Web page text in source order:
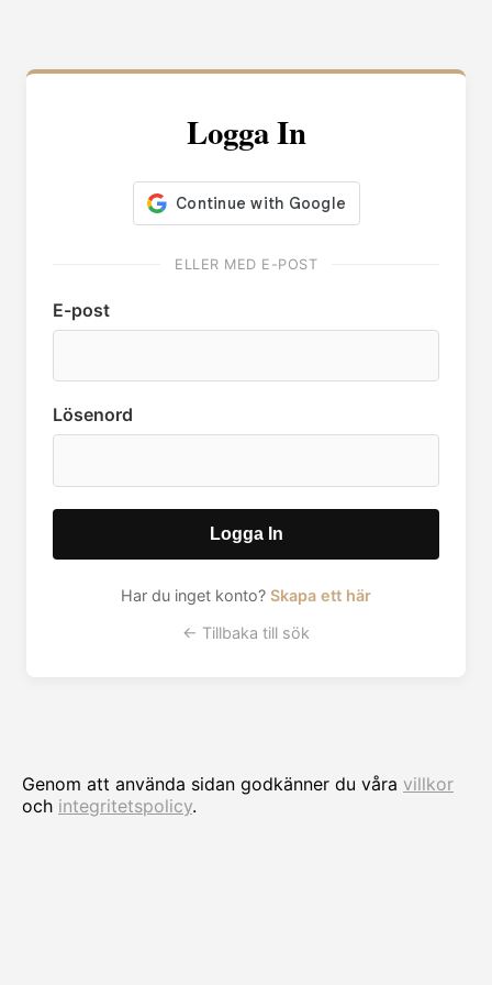
Logga In
ELLER MED E-POST
E-post
Lösenord
Logga In
Har du inget konto? Skapa ett här
← Tillbaka till sök
Genom att använda sidan godkänner du våra villkor
och integritetspolicy.